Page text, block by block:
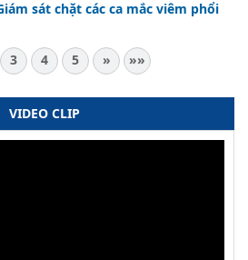
sát chặt các ca mắc viêm phổi
3 4 5 » »»
VIDEO CLIP